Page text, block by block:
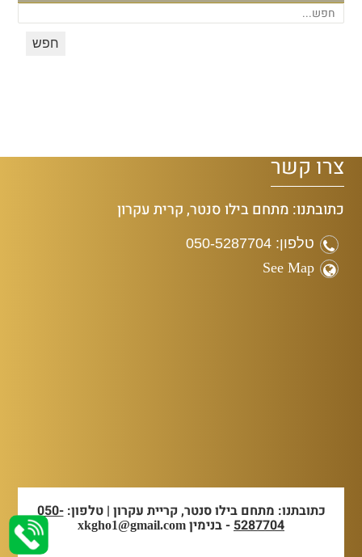
צרו קשר
כתובתנו: מתחם בילו סנטר, קרית עקרון
טלפון: 050-5287704
See Map
כתובתנו: מתחם בילו סנטר, קריית עקרון | טלפון:050-
5287704- בנימין xkgho1@gmail.com